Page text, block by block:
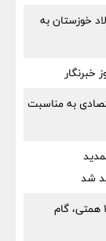
خوزستان به
خبرنگار
به مناسبت
چرخش بزرگ در مؤسسه اعتباری ملل؛ مزایده ۱۰۰ همتی، گام